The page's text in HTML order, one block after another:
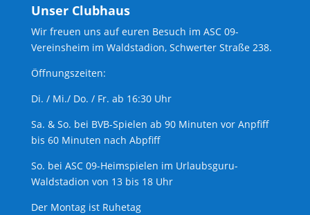
Unser Clubhaus
Wir freuen uns auf euren Besuch im ASC 09-
Vereinsheim im Waldstadion, Schwerter Straße 238.
Öffnungszeiten:
Di. / Mi./ Do. / Fr. ab 16:30 Uhr
Sa. & So. bei BVB-Spielen ab 90 Minuten vor Anpfiff
bis 60 Minuten nach Abpfiff
So. bei ASC 09-Heimspielen im Urlaubsguru-
Waldstadion von 13 bis 18 Uhr
Der Montag ist Ruhetag